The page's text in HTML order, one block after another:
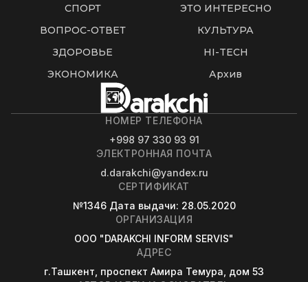
СПОРТ
ЭТО ИНТЕРЕСНО
ВОПРОС-ОТВЕТ
КУЛЬТУРА
ЗДОРОВЬЕ
HI-TECH
ЭКОНОМИКА
Архив
НОМЕР ТЕЛЕФОНА
+998 97 330 93 91
ЭЛЕКТРОННАЯ ПОЧТА
d.darakchi@yandex.ru
СЕРТИФИКАТ
№1346 Дата выдачи: 28.05.2020
ОРГАНИЗАЦИЯ
OOO "DARAKCHI INFORM SERVIS"
АДРЕС
г.Ташкент, проспект Амира Темура, дом 53